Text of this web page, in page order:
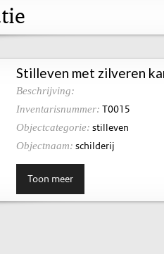
Stilleven met zilveren
Beschrijving:
Inventarisnummer: T0015
Objectcategorie: stilleven
Objectnaam: schilderij
Toon meer